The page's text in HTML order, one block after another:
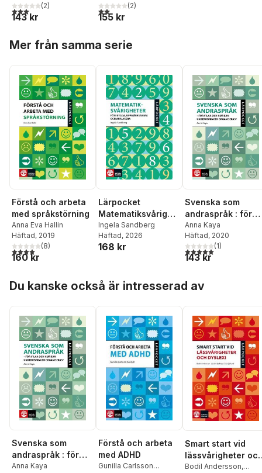
3,0utav 5 stjärnor. Totalt antal röster:
(2)
143 kr
2,0utav 5 stjärnor. Totalt antal röster:
(2)
155 kr
Mer från samma serie
Förstå och arbeta
med språkstörning
Anna Eva Hallin
Häftad, 2019
4,0utav 5 stjärnor. Totalt antal röster:
(8)
160 kr
Lärpocket
Matematiksvårighe
ter : förebygga,
uppmärksamma
och analysera
Ingela Sandberg
Häftad, 2026
168 kr
Svenska som
andraspråk : för
vilka och hur kan
undervisningen
organiseras?
Anna Kaya
Häftad, 2020
5,0utav 5 stjärnor.
(1)
143 kr
Du kanske också är intresserad av
Svenska som
andraspråk : för
vilka och hur kan
Anna Kaya
Förstå och arbeta
med ADHD
Gunilla Carlsson
Smart start vid
lässvårigheter
dyslexi
Bodil Andersson,